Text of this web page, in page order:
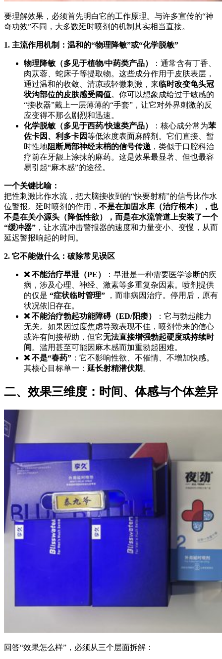
要理解效果，必须首先明白它的工作原理。与许多宣传的“神
奇功效”不同，大多数延时喷剂的机制其实相当直接。
1. 主流作用机制：温和的“物理降敏”或“化学脱敏”
物理降敏（多见于植物/中药类产品）
：通常含有丁香、
肉苁蓉、蛇床子等提取物。这些成分作用于皮肤表层，
通过温和的收敛、清凉或轻微刺激，来临时改变龟头冠
状沟部位的皮肤感受阈值。你可以想象成给过于敏感的
“接收器”戴上一层薄薄的“手套”，让它对外界刺激的反
应变得不那么剧烈和迅速。
化学脱敏（多见于西药/快速类产品）
：核心成分常为苯
佐卡因、利多卡因等低浓度表面麻醉剂。它们直接、暂
时性地阻断局部神经末梢的信号传递 ，类似于口腔科治
疗前在牙龈上涂抹的麻药。这是效果最显著、但也最容
易引起“麻木感”的途径。
一个关键比喻：
把性刺激比作水流，把大脑接收到的“快要射精”的信号比作水
位警报。延时喷剂的作用， 不是在加固水库（治疗根本），也
不是在关小源头（降低性欲），而是在水流管道上安装了一个
“缓冲器” ，让水流冲击警报器的速度和力量变小、变慢，从而
延迟警报响起的时间。
2. 它不能做什么：破除常见误区
❌ 不能治疗早泄（PE）
：早泄是一种需要医学诊断的疾
病，涉及心理、神经、激素等多重复杂因素。喷剂提供
的仅是 “症状临时管理” ，而非病因治疗。停用后，原有
状况依旧存在。
❌ 不能治疗勃起功能障碍（ED/阳痿）
：它与勃起能力
无关。如果因过度焦虑导致表现不佳，喷剂带来的信心
或许有间接帮助，但它无法直接增强勃起硬度或持续时
间 。滥用甚至可能因麻木感而加重勃起困难。
❌ 不是“春药” ：它不影响性欲、不催情、不增加快感。
其核心目标单一： 延长射精潜伏期 。
二、效果三维度：时间、体感与个体差异
回答“效果怎么样”，必须从三个层面拆解：